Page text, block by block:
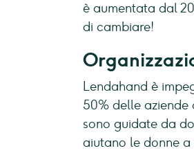
è aumentata dal
di cambiare!
Lendahand è
50% delle
sono guidate da
aiutano le donne